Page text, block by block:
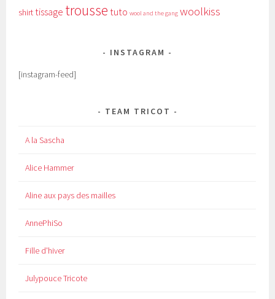
shirt tissage trousse tuto wool and the gang woolkiss
INSTAGRAM
[instagram-feed]
TEAM TRICOT
A la Sascha
Alice Hammer
Aline aux pays des mailles
AnnePhiSo
Fille d'hiver
Julypouce Tricote